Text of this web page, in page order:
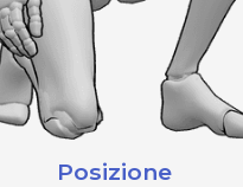
Posizione